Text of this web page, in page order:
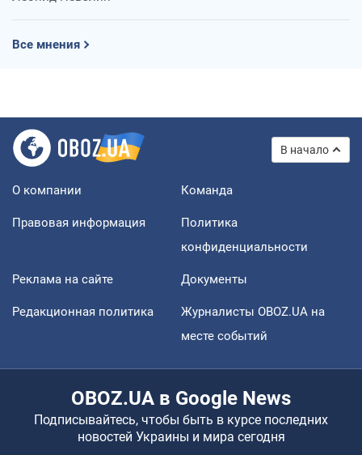
Все мнения
В начало
О компании Команда
Правовая информация
Политика
конфиденциальности
Реклама на сайте Документы
Редакционная политика
Журналисты OBOZ.UA на
месте событий
OBOZ.UA в Google News
Подписывайтесь, чтобы быть в курсе последних
новостей Украины и мира сегодня